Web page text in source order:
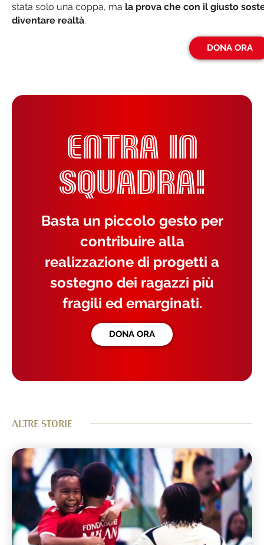
stata solo una coppa, ma la prova che con il giusto
diventare realtà.
DONA ORA
ENTRA IN
SQUADRA!
Basta un piccolo gesto per
contribuire alla
realizzazione di progetti a
sostegno dei ragazzi più
fragili ed emarginati.
DONA ORA
ALTRE STORIE